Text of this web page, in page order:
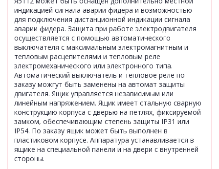
индикацией сигнала аварии фидера и возможностью
для подключения дистанционной индикации сигнала
аварии фидера. Защита при работе электродвигателя
осуществляется с помощью автоматического
выключателя с максимальным электромагнитным и
тепловым расцепителями и тепловым реле
электромеханического или электронного типа.
Автоматический выключатель и тепловое реле по
заказу можгут быть заменены на автомат защиты
двигателя. Ящик управляется независимым или
линейным напряжением. Ящик имеет стальную сварную
конструкцию корпуса с дверью на петлях, фиксируемой
замком, обеспечивающим степень защиты IР31 или
IP54. По заказу ящик может быть выполнен в
пластиковом корпусе. Аппаратура устанавливается в
ящике на специальной панели и на двери с внутренней
стороны.